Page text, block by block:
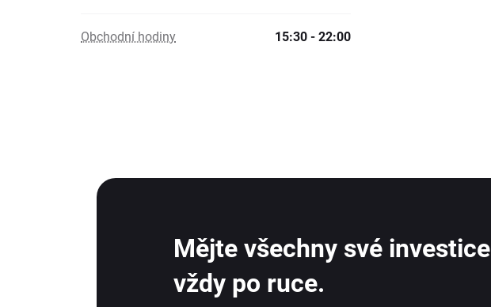
Obchodní hodiny 15:30 - 22:00
Mějte všechny své investice
vždy po ruce.